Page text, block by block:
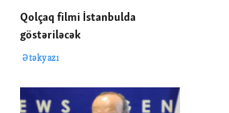
Qolçaq filmi İstanbulda
göstəriləcək
Ətəkyazı